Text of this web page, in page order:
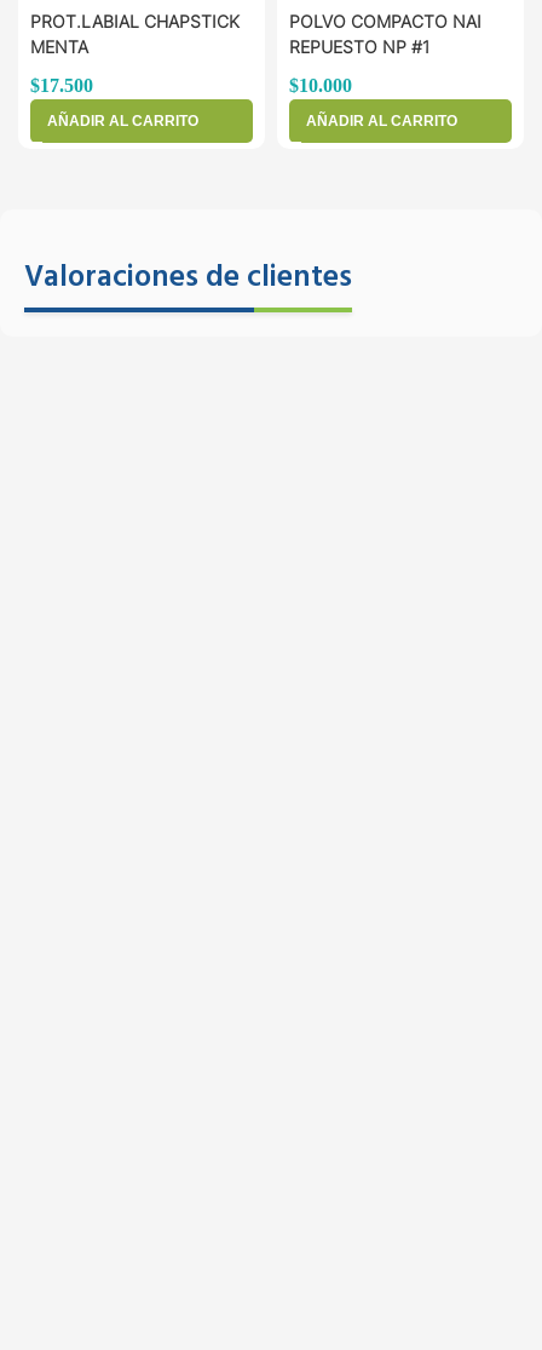
PROT.LABIAL CHAPSTICK
MENTA
$17.500
AÑADIR AL CARRITO
POLVO COMPACTO NAI
REPUESTO NP #1
$10.000
AÑADIR AL CARRITO
Valoraciones de clientes